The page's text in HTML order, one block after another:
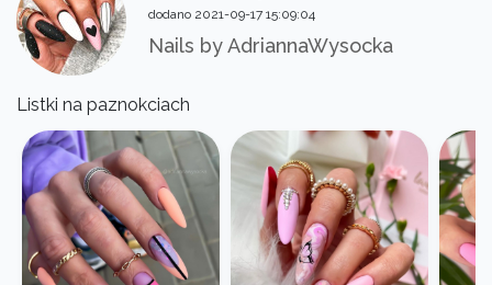
dodano 2021-09-17 15:09:04
Nails by AdriannaWysocka
Listki na paznokciach